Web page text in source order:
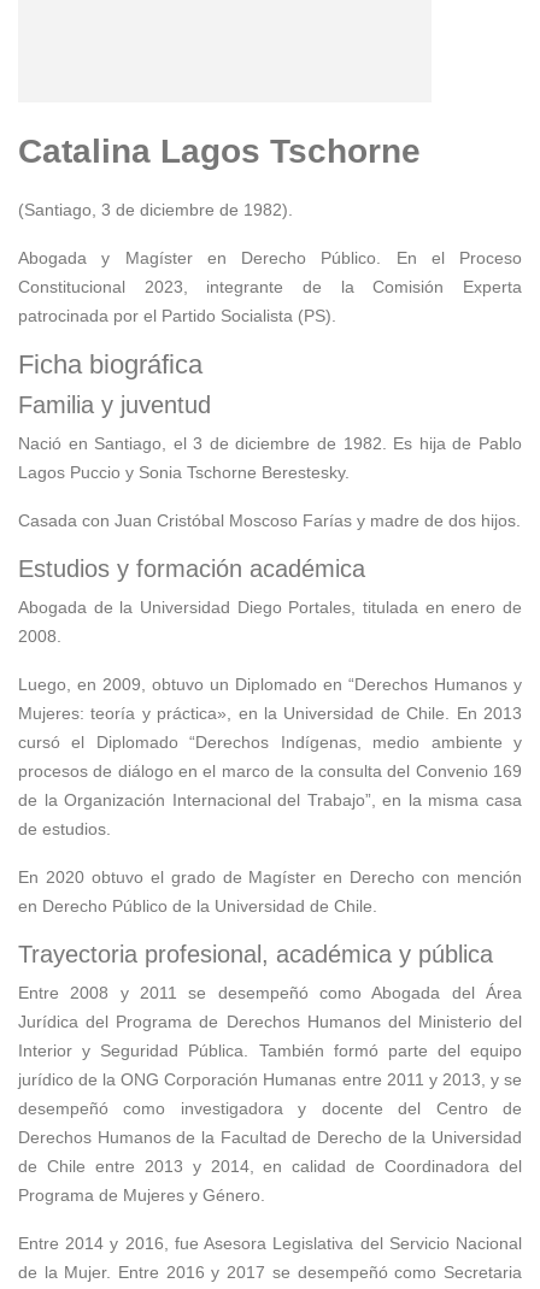
Catalina Lagos Tschorne
(Santiago, 3 de diciembre de 1982).
Abogada y Magíster en Derecho Público. En el Proceso
Constitucional 2023, integrante de la Comisión Experta
patrocinada por el Partido Socialista (PS).
Ficha biográfica
Familia y juventud
Nació en Santiago, el 3 de diciembre de 1982. Es hija de Pablo
Lagos Puccio y Sonia Tschorne Berestesky.
Casada con Juan Cristóbal Moscoso Farías y madre de dos hijos.
Estudios y formación académica
Abogada de la Universidad Diego Portales, titulada en enero de
2008.
Luego, en 2009, obtuvo un Diplomado en “Derechos Humanos y
Mujeres: teoría y práctica», en la Universidad de Chile. En 2013
cursó el Diplomado “Derechos Indígenas, medio ambiente y
procesos de diálogo en el marco de la consulta del Convenio 169
de la Organización Internacional del Trabajo”, en la misma casa
de estudios.
En 2020 obtuvo el grado de Magíster en Derecho con mención
en Derecho Público de la Universidad de Chile.
Trayectoria profesional, académica y pública
Entre 2008 y 2011 se desempeñó como Abogada del Área
Jurídica del Programa de Derechos Humanos del Ministerio del
Interior y Seguridad Pública. También formó parte del equipo
jurídico de la ONG Corporación Humanas entre 2011 y 2013, y se
desempeñó como investigadora y docente del Centro de
Derechos Humanos de la Facultad de Derecho de la Universidad
de Chile entre 2013 y 2014, en calidad de Coordinadora del
Programa de Mujeres y Género.
Entre 2014 y 2016, fue Asesora Legislativa del Servicio Nacional
de la Mujer. Entre 2016 y 2017 se desempeñó como Secretaria